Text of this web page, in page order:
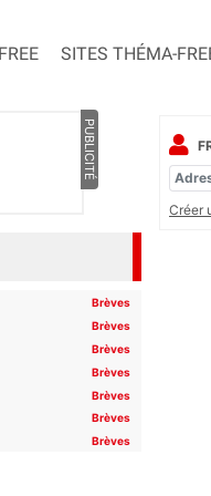
SITES THÉMA-
PUBLICITÉ
Brèves
Brèves
Brèves
Brèves
Brèves
Brèves
Brèves
Créer